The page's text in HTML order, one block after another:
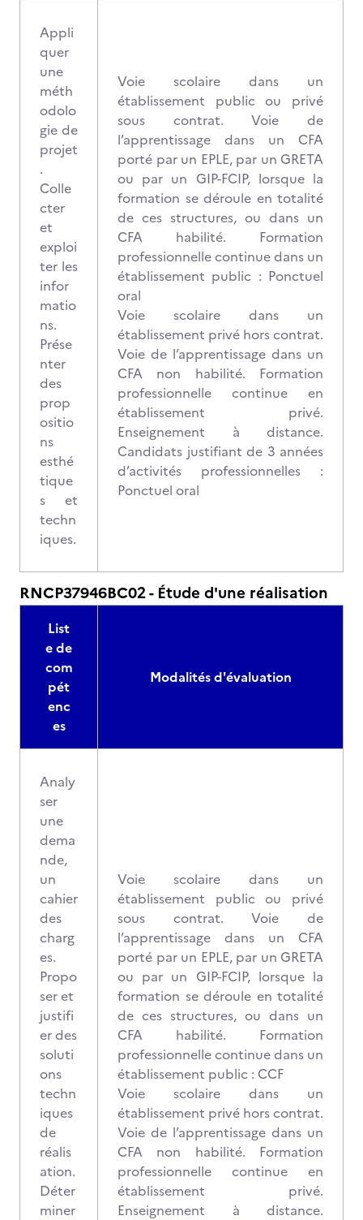
Appli
quer
une
méth
odolo
gie de
projet
.
Colle
cter
et
exploi
ter les
infor
matio
ns.
Prése
nter
des
prop
ositio
ns
esthé
tique
s et
techn
iques.
Voie scolaire dans un
établissement public ou privé
sous contrat. Voie de
l’apprentissage dans un CFA
porté par un EPLE, par un GRETA
ou par un GIP-FCIP, lorsque la
formation se déroule en totalité
de ces structures, ou dans un
CFA habilité. Formation
professionnelle continue dans un
établissement public : Ponctuel
oral
Voie scolaire dans un
établissement privé hors contrat.
Voie de l’apprentissage dans un
CFA non habilité. Formation
professionnelle continue en
établissement privé.
Enseignement à distance.
Candidats justifiant de 3 années
d’activités professionnelles :
Ponctuel oral
RNCP37946BC02 - Étude d'une réalisation
List
e de
com
pét
enc
es
Modalités d'évaluation
Analy
ser
une
dema
nde,
un
cahier
des
charg
es.
Propo
ser et
justifi
er des
soluti
ons
techn
iques
de
réalis
ation.
Déter
miner
Voie scolaire dans un
établissement public ou privé
sous contrat. Voie de
l’apprentissage dans un CFA
porté par un EPLE, par un GRETA
ou par un GIP-FCIP, lorsque la
formation se déroule en totalité
de ces structures, ou dans un
CFA habilité. Formation
professionnelle continue dans un
établissement public : CCF
Voie scolaire dans un
établissement privé hors contrat.
Voie de l’apprentissage dans un
CFA non habilité. Formation
professionnelle continue en
établissement privé.
Enseignement à distance.